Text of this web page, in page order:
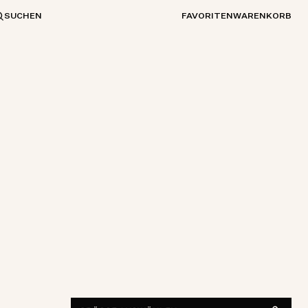
SUCHEN FAVORITEN WARENKORB